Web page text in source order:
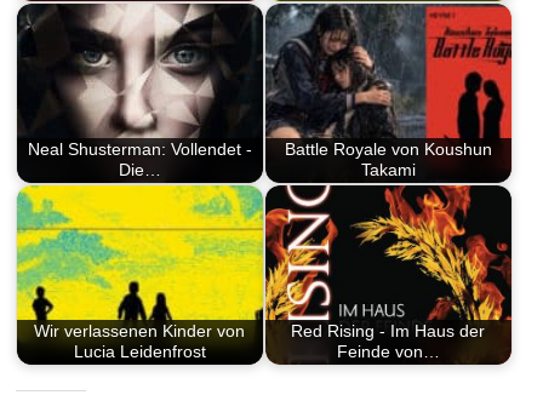
Neal Shusterman: Vollendet -
Die…
Battle Royale von Koushun
Takami
Wir verlassenen Kinder von
Lucia Leidenfrost
Red Rising - Im Haus der
Feinde von…